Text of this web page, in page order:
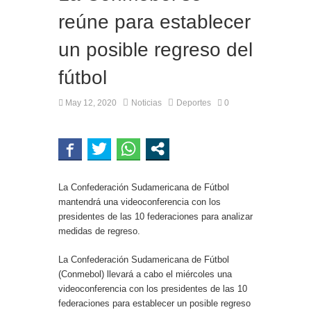
reúne para establecer
un posible regreso del
fútbol
May 12, 2020 Noticias Deportes 0
La Confederación Sudamericana de Fútbol
mantendrá una videoconferencia con los
presidentes de las 10 federaciones para analizar
medidas de regreso.
La Confederación Sudamericana de Fútbol
(Conmebol) llevará a cabo el miércoles una
videoconferencia con los presidentes de las 10
federaciones para establecer un posible regreso